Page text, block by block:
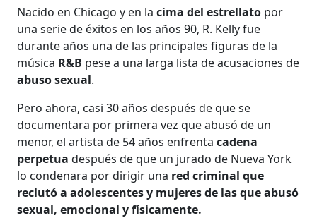
Nacido en Chicago y en lacima del estrellato por
una serie de éxitos en los años 90, R. Kelly fue
durante años una de las principales figuras de la
música R&B pese a una larga lista de acusaciones de
abuso sexual.
Pero ahora, casi 30 años después de que se
documentara por primera vez que abusó de un
menor, el artista de 54 años enfrenta cadena
perpetuadespués de que un jurado de Nueva York
lo condenara por dirigir una red criminal que
reclutó a adolescentes y mujeres de las que abusó
sexual, emocional y físicamente.